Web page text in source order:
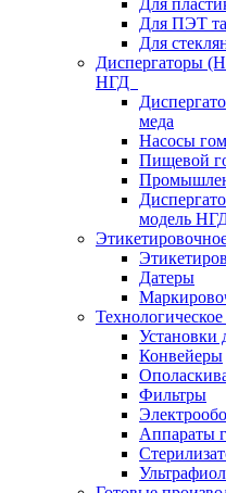
Для
Для ПЭТ
Для
Диспергаторы
НГД
меда
Насосы
Пищевой
модель
Датеры
Установки
Конвейеры
Фильтры
Аппараты